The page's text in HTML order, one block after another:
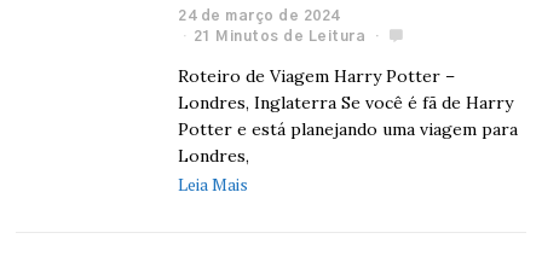
24 de março de 2024
21 Minutos de Leitura
Roteiro de Viagem Harry Potter –
Londres, Inglaterra Se você é fã de Harry
Potter e está planejando uma viagem para
Londres,
Leia Mais